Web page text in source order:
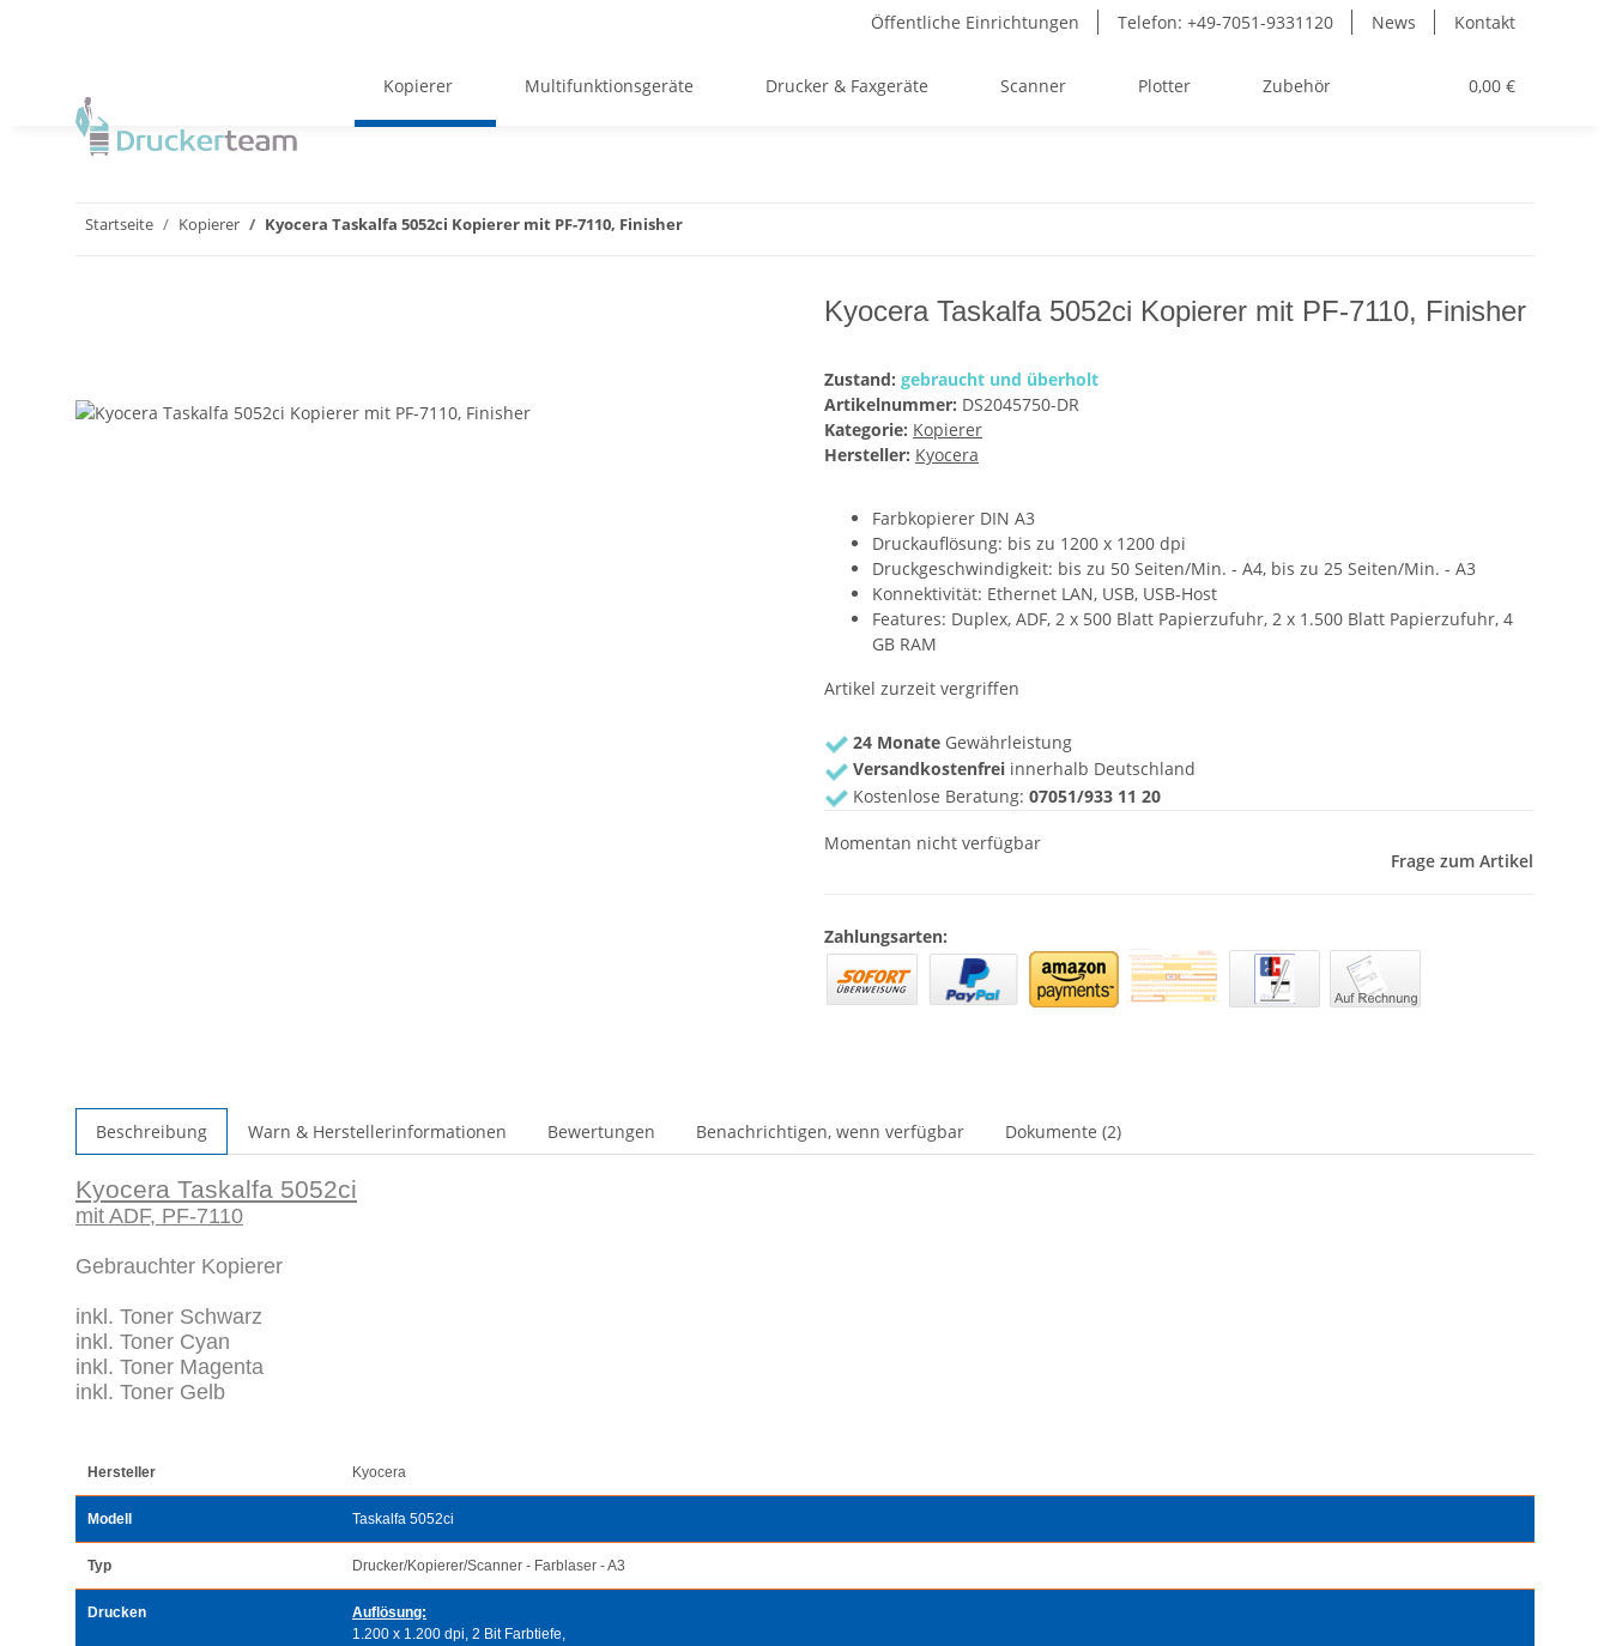
Öffentliche Einrichtungen Telefon: +49-7051-9331120 News Kontakt
0,00 €
Kopierer Multifunktionsgeräte Drucker & Faxgeräte Scanner Plotter Zubehör
Startseite Kopierer Kyocera Taskalfa 5052ci Kopierer mit PF-7110, Finisher
Kyocera Taskalfa 5052ci Kopierer mit PF-7110, Finisher
Zustand: gebraucht und überholt
Artikelnummer: DS2045750-DR
Kategorie: Kopierer
Hersteller: Kyocera
Farbkopierer DIN A3
Druckauflösung: bis zu 1200 x 1200 dpi
Druckgeschwindigkeit: bis zu 50 Seiten/Min. - A4, bis zu 25 Seiten/Min. - A3
Konnektivität: Ethernet LAN, USB, USB-Host
Features: Duplex, ADF, 2 x 500 Blatt Papierzufuhr, 2 x 1.500 Blatt Papierzufuhr, 4
GB RAM
Artikel zurzeit vergriffen
24 Monate Gewährleistung
Versandkostenfrei innerhalb Deutschland
Kostenlose Beratung: 07051/933 11 20
Momentan nicht verfügbar
Frage zum Artikel
Zahlungsarten:
Beschreibung Warn & Herstellerinformationen Bewertungen Benachrichtigen, wenn verfügbar Dokumente (2)
Kyocera Taskalfa 5052ci
mit ADF, PF-7110
Gebrauchter Kopierer
inkl. Toner Schwarz
inkl. Toner Cyan
inkl. Toner Magenta
inkl. Toner Gelb
Hersteller Kyocera
Modell Taskalfa 5052ci
Typ Drucker/Kopierer/Scanner - Farblaser - A3
Drucken
Auflösung:
1.200 x 1.200 dpi, 2 Bit Farbtiefe,